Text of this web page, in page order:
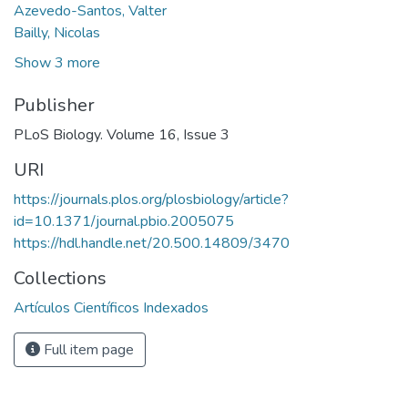
Azevedo-Santos, Valter
Bailly, Nicolas
Show 3 more
Publisher
PLoS Biology. Volume 16, Issue 3
URI
https://journals.plos.org/plosbiology/article?
id=10.1371/journal.pbio.2005075
https://hdl.handle.net/20.500.14809/3470
Collections
Artículos Científicos Indexados
Full item page